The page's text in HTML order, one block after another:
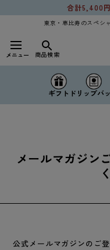
ンツに
合計5,400
東京・恵比寿のスペシ
メニュー 商品検索
ギフト ドリップバ
メールマガジン
公式メールマガジンのご